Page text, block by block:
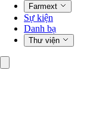
Farmext
Sự kiện
Danh bạ
Thư viện